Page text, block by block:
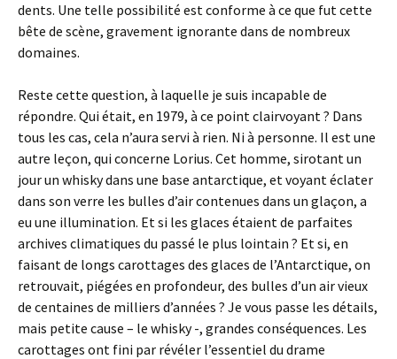
dents. Une telle possibilité est conforme à ce que fut cette
bête de scène, gravement ignorante dans de nombreux
domaines.
Reste cette question, à laquelle je suis incapable de
répondre. Qui était, en 1979, à ce point clairvoyant ? Dans
tous les cas, cela n’aura servi à rien. Ni à personne. Il est une
autre leçon, qui concerne Lorius. Cet homme, sirotant un
jour un whisky dans une base antarctique, et voyant éclater
dans son verre les bulles d’air contenues dans un glaçon, a
eu une illumination. Et si les glaces étaient de parfaites
archives climatiques du passé le plus lointain ? Et si, en
faisant de longs carottages des glaces de l’Antarctique, on
retrouvait, piégées en profondeur, des bulles d’un air vieux
de centaines de milliers d’années ? Je vous passe les détails,
mais petite cause – le whisky -, grandes conséquences. Les
carottages ont fini par révéler l’essentiel du drame